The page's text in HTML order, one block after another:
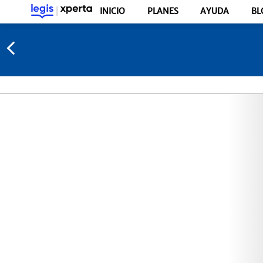
INICIO PLANES AYUDA